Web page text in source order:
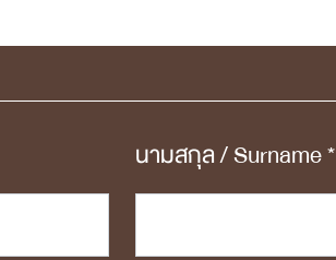
นามสกุล / Surname *